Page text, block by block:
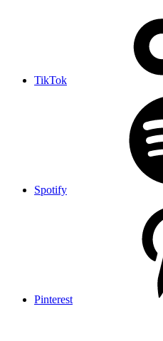
TikTok
Spotify
Pinterest